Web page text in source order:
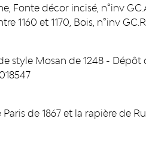
décor incisé, n°inv
et 1170, Bois, n°inv
style Mosan de 1248 -
de 1867 et la rapière de